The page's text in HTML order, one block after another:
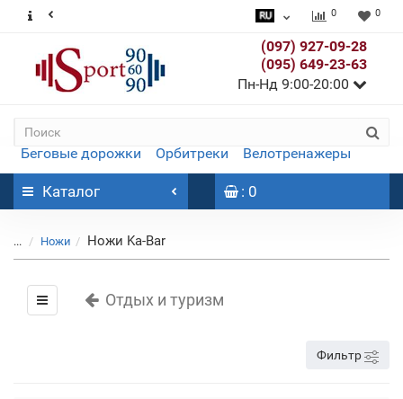
0 0
(097) 927-09-28
(095) 649-23-63
Пн-Нд 9:00-20:00
Беговые дорожки Орбитреки Велотренажеры
Каталог : 0
... Ножи Ножи Ka-Bar
Отдых и туризм
Фильтр